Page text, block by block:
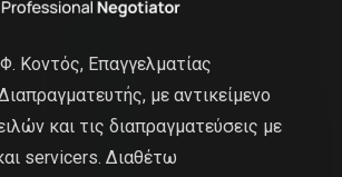
Κοντός, Επαγγελματίας
με αντικείμενο
και τις διαπραγματεύσεις με
servicers. Διαθέτω